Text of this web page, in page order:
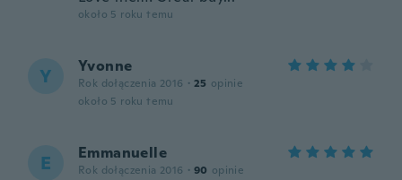
około 5 roku temu
Y Yvonne
Rok dołączenia 2016 · 25 opinie
około 5 roku temu
E Emmanuelle
Rok dołączenia 2016 · 90 opinie